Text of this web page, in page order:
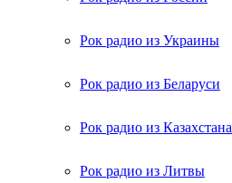
Рок радио из Украины
Рок радио из Беларуси
Рок радио из Казахстана
Рок радио из Литвы